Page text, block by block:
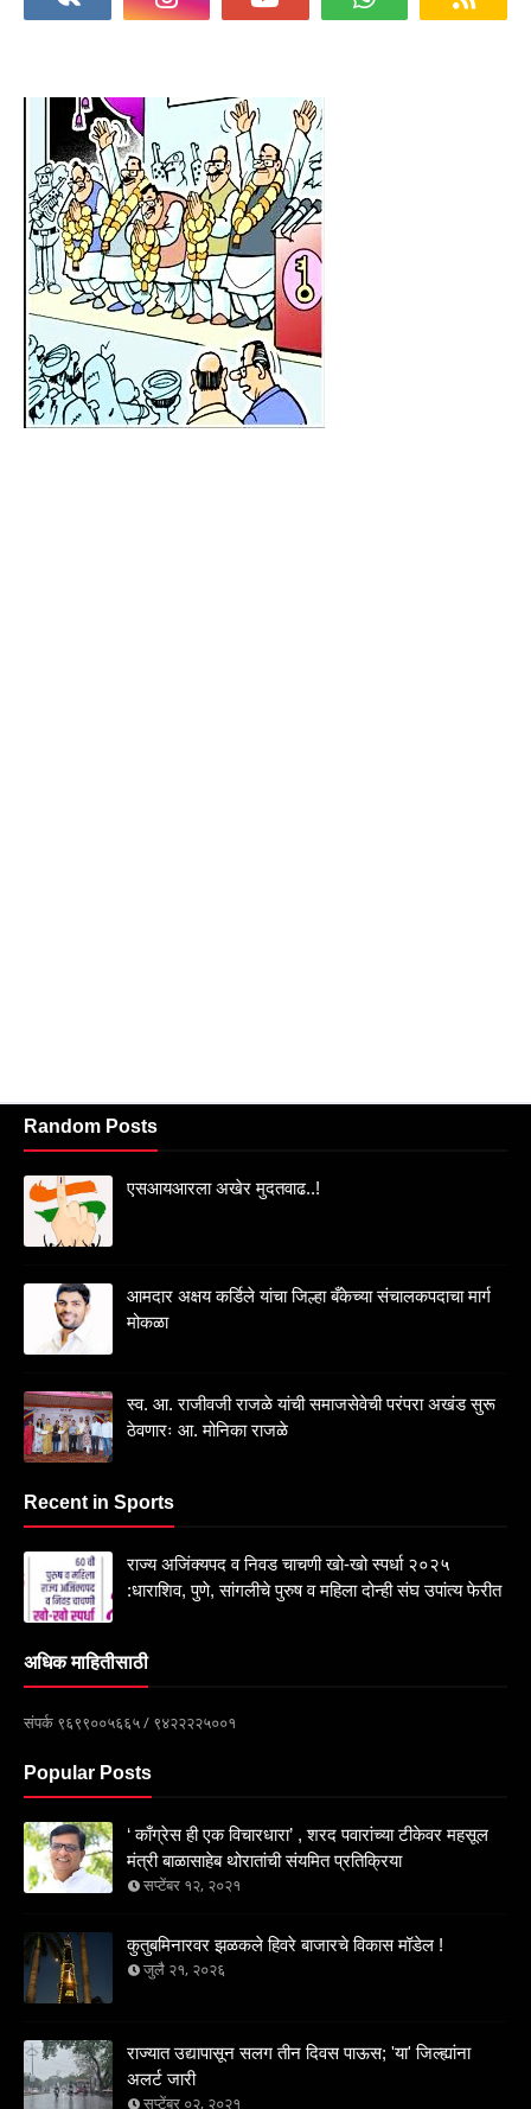
Random Posts
एसआयआरला अखेर मुदतवाढ..!
आमदार अक्षय कर्डिले यांचा जिल्हा बँकेच्या संचालकपदाचा मार्ग
मोकळा
स्व. आ. राजीवजी राजळे यांची समाजसेवेची परंपरा अखंड सुरू
ठेवणारः आ. मोनिका राजळे
Recent in Sports
राज्य अजिंक्यपद व निवड चाचणी खो-खो स्पर्धा २०२५
:धाराशिव, पुणे, सांगलीचे पुरुष व महिला दोन्ही संघ उपांत्य फेरीत
अधिक माहितीसाठी
संपर्क ९६९९००५६६५ / ९४२२२२५००१
Popular Posts
‘ काँग्रेस ही एक विचारधारा’ , शरद पवारांच्या टीकेवर महसूल
मंत्री बाळासाहेब थोरातांची संयमित प्रतिक्रिया
सप्टेंबर १२, २०२१
कुतुबमिनारवर झळकले हिवरे बाजारचे विकास मॉडेल !
जुलै २१, २०२६
राज्यात उद्यापासून सलग तीन दिवस पाऊस; 'या' जिल्ह्यांना
अलर्ट जारी
सप्टेंबर ०२, २०२१